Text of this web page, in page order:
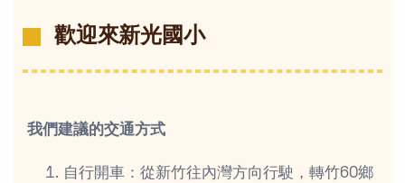
歡迎來新光國小
我們建議的交通方式
自行開車：從新竹往內灣方向行駛，轉竹60鄉